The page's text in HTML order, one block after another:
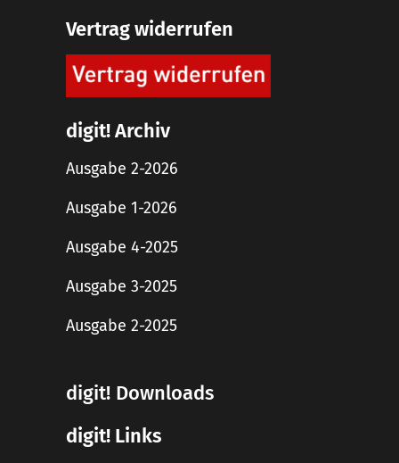
Vertrag widerrufen
digit! Archiv
Ausgabe 2-2026
Ausgabe 1-2026
Ausgabe 4-2025
Ausgabe 3-2025
Ausgabe 2-2025
digit! Downloads
digit! Links